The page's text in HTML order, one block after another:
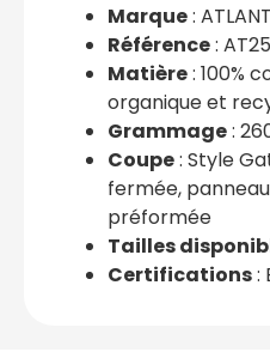
Marque:
Référence:
Matière: 100%
organique et
Grammage:
Coupe: Style
fermée,
préformée
Tailles
Certifications: